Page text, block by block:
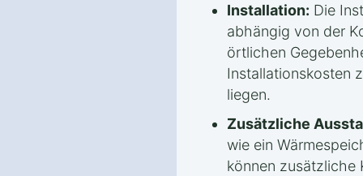
Installation: Die
abhängig von der
örtlichen
Installationskosten
liegen.
Zusätzliche
wie ein
können zusätzliche